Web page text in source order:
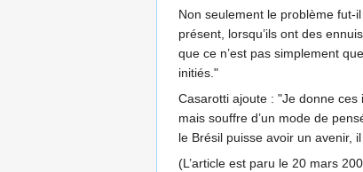
Non seulement le problème fut-
présent, lorsqu’ils ont des
que ce n’est pas simplement
initiés."
Casarotti ajoute : "Je donne ces
mais souffre d’un mode de
le Brésil puisse avoir un avenir,
(L’article est paru le 20 mars